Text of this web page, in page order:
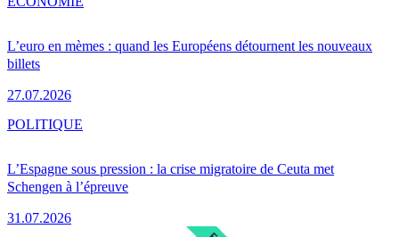
L’euro en mèmes : quand les Européens détournent les nouveaux
billets
27.07.2026
L’Espagne sous pression : la crise migratoire de Ceuta met
Schengen à l’épreuve
31.07.2026
POLITIQUE